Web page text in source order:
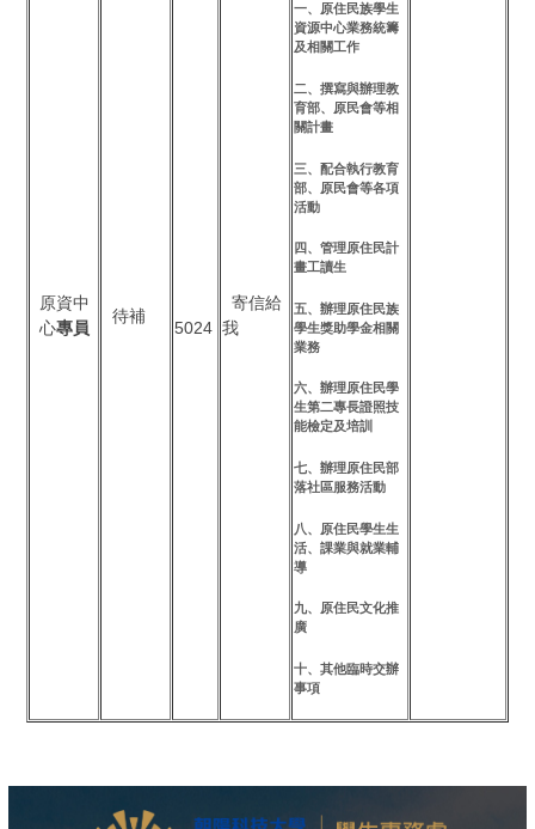
原資中
心專員
待補
5024
寄信給
我
一、原住民族學生
資源中心業務統籌
及相關工作
二、撰寫與辦理教
育部、原民會等相
關計畫
三、配合執行教育
部、原民會等各項
活動
四、管理原住民計
畫工讀生
五、辦理原住民族
學生獎助學金相關
業務
六、辦理原住民學
生第二專長證照技
能檢定及培訓
七、辦理原住民部
落社區服務活動
八、原住民學生生
活、課業與就業輔
導
九、原住民文化推
廣
十、其他臨時交辦
事項